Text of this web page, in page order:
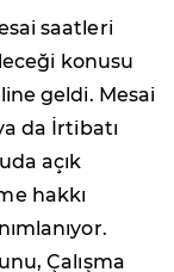
saatleri
konusu
geldi. Mesai
da İrtibatı
açık
hakkı
Çalışma